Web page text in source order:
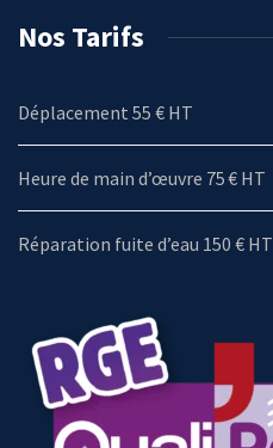
Nos Tarifs
Déplacement 55 € HT
Heure de main d’œuvre 75 € HT
Réparation fuite d’eau 150 € HT